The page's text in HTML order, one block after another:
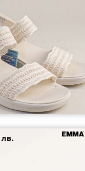
на комфортно ходило
лв.